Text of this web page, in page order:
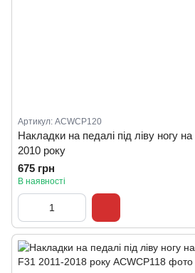
Артикул: ACWCP120
Накладки на педалі під ліву ногу
2010 року
675 грн
В наявності